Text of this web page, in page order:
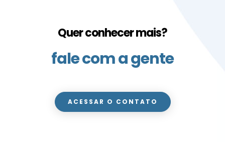
Quer conhecer mais?
fale com a gente
ACESSAR O CONTATO